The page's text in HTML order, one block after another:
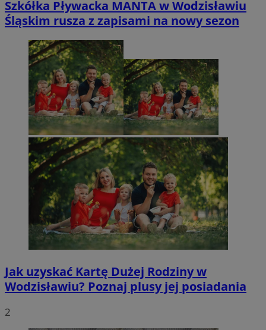
Szkółka Pływacka MANTA w Wodzisławiu
Śląskim rusza z zapisami na nowy sezon
Jak uzyskać Kartę Dużej Rodziny w
Wodzisławiu? Poznaj plusy jej posiadania
2